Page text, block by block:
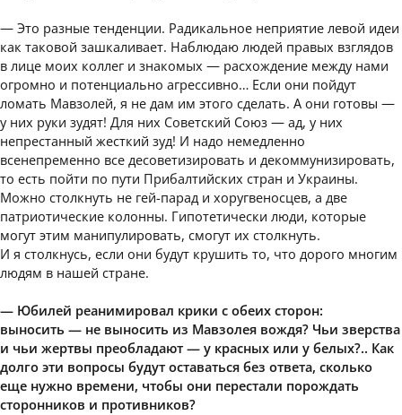
— Это разные тенденции. Радикальное неприятие левой идеи
как таковой зашкаливает. Наблюдаю людей правых взглядов
в лице моих коллег и знакомых — расхождение между нами
огромно и потенциально агрессивно… Если они пойдут
ломать Мавзолей, я не дам им этого сделать. А они готовы —
у них руки зудят! Для них Советский Союз — ад, у них
непрестанный жесткий зуд! И надо немедленно
всенепременно все десоветизировать и декоммунизировать,
то есть пойти по пути Прибалтийских стран и Украины.
Можно столкнуть не гей-парад и хоругвеносцев, а две
патриотические колонны. Гипотетически люди, которые
могут этим манипулировать, смогут их столкнуть.
И я столкнусь, если они будут крушить то, что дорого многим
людям в нашей стране.
— Юбилей реанимировал крики с обеих сторон:
выносить — не выносить из Мавзолея вождя? Чьи зверства
и чьи жертвы преобладают — у красных или у белых?.. Как
долго эти вопросы будут оставаться без ответа, сколько
еще нужно времени, чтобы они перестали порождать
сторонников и противников?